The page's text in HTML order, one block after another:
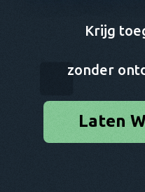
Krijg
zonder
Laten